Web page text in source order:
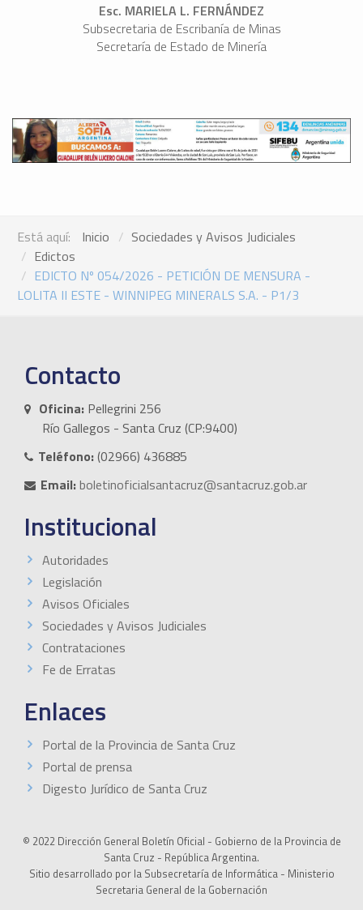
Esc. MARIELA L. FERNÁNDEZ
Subsecretaria de Escribanía de Minas
Secretaría de Estado de Minería
Está aquí: Inicio
Sociedades y Avisos Judiciales
Edictos
EDICTO Nº 054/2026 - PETICIÓN DE MENSURA -
LOLITA II ESTE - WINNIPEG MINERALS S.A. - P1/3
Contacto
Oficina: Pellegrini 256
Río Gallegos - Santa Cruz (CP:9400)
Teléfono:(02966) 436885
Email:boletinoficialsantacruz@santacruz.gob.ar
Institucional
Autoridades
Legislación
Avisos Oficiales
Sociedades y Avisos Judiciales
Contrataciones
Fe de Erratas
Enlaces
Portal de la Provincia de Santa Cruz
Portal de prensa
Digesto Jurídico de Santa Cruz
© 2022 Dirección General Boletín Oficial - Gobierno de la Provincia de
Santa Cruz - República Argentina.
Sitio desarrollado por la Subsecretaría de Informática - Ministerio
Secretaria General de la Gobernación